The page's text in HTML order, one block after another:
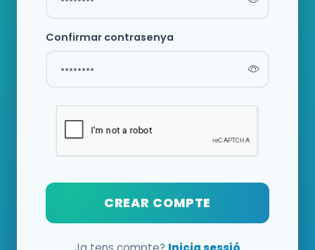
Confirmar contrasenya
CREAR COMPTE